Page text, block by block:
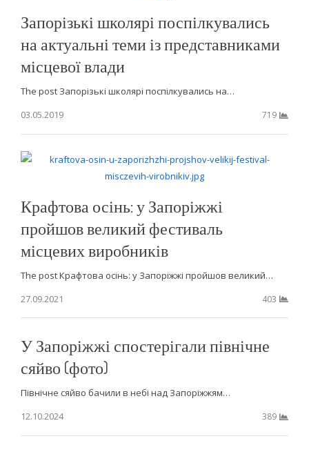
Запорізькі школярі поспілкувались
на актуальні теми із представниками
місцевої влади
The post Запорізькі школярі поспілкувались на…
03.05.2019
719
Крафтова осінь: у Запоріжжі
пройшов великий фестиваль
місцевих виробників
The post Крафтова осінь: у Запоріжжі пройшов великий…
27.09.2021
403
У Запоріжжі спостерігали північне
сяйво (фото)
Північне сяйво бачили в небі над Запоріжжям…
12.10.2024
389